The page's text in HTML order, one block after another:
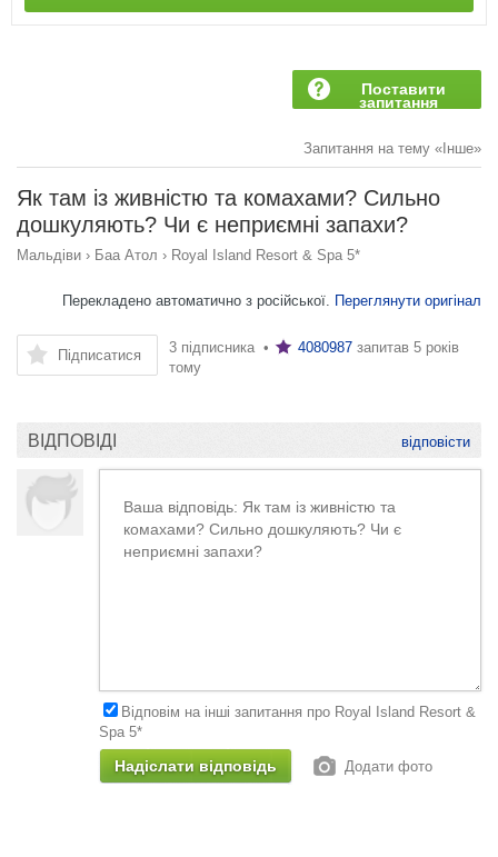
Поставити
запитання
Запитання на тему «Інше»
Як там із живністю та комахами? Сильно
дошкуляють? Чи є неприємні запахи?
Мальдіви › Баа Атол › Royal Island Resort & Spa 5*
Перекладено автоматично з російської. Переглянути оригінал
Підписатися 3 підписника • 4080987 запитав 5 років
тому
ВІДПОВІДІ відповісти
Відповім на інші запитання про Royal Island Resort &
Spa 5*
Додати фото